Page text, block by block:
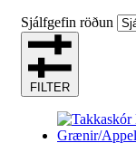
Sjálfgefin röðun
FILTER